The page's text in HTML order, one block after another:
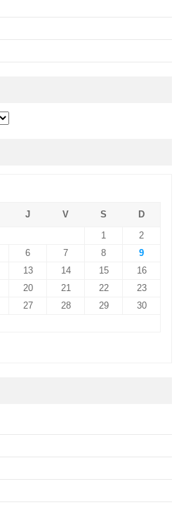
J V S
D
1
2
6 7 8
9
13 14 15
16
20 21 22
23
27 28 29
30